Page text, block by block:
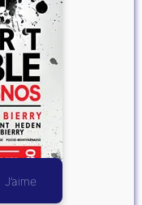
J’aime